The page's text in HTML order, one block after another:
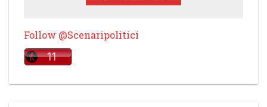
Follow @Scenaripolitici